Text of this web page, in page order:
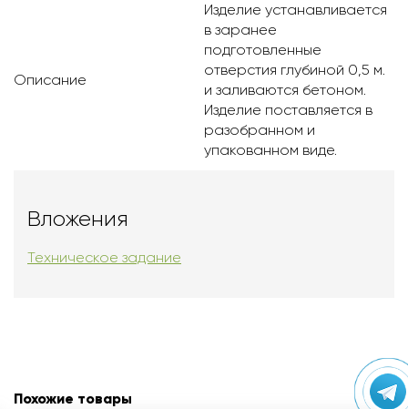
Описание
Изделие устанавливается
в заранее
подготовленные
отверстия глубиной 0,5 м.
и заливаются бетоном.
Изделие поставляется в
разобранном и
упакованном виде.
Вложения
Техническое задание
Похожие товары